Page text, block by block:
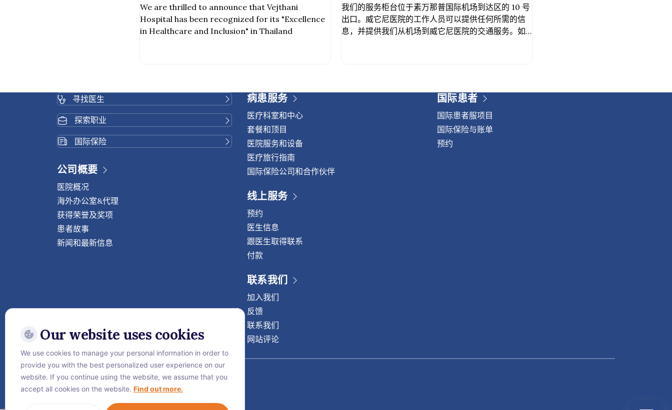
We are thrilled to announce that Vejthani
Hospital has been recognized for its "Excellence
in Healthcare and Inclusion" in Thailand
我们的服务柜台位于素万那普国际机场到达区的 10 号
出口。威它尼医院的工作人员可以提供任何所需的信
息，并提供我们从机场到威它尼医院的交通服务。如
寻找医生
探索职业
国际保险
公司概要
医院概况
海外办公室&代理
获得荣誉及奖项
患者故事
新闻和最新信息
病患服务
医疗科室和中心
套餐和顶目
医院服务和设备
医疗旅行指南
国际保险公司和合作伙伴
线上服务
预约
医生信息
跟医生取得联系
付款
联系我们
加入我们
反馈
联系我们
网站评论
国际患者
国际患者服项目
国际保险与账单
预约
关注威它尼国际医院
Our website uses cookies
We use cookies to manage your personal information in order to
provide you with the best personalized user experience on our
website. If you continue using the website, we assume that you
accept all cookies on the website. Find out more.